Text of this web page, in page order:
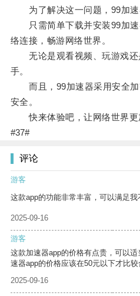
为了解决这一问题，99加速
只需简单下载并安装99加速
络连接，畅游网络世界。
无论是观看视频、玩游戏还
手。
而且，99加速器采用安全加
安全。
快来体验吧，让网络世界更
#37#
评论
游客
这款app的功能非常丰富，可以满足我
2025-09-16
游客
这款加速器app的价格有点贵，可以
速器app的价格应该在50元以下才比较
2025-09-16